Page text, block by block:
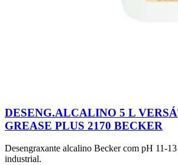
DESENG.ALCALINO 5 L
GREASE PLUS 2170 BECKER
Desengraxante alcalino Becker com pH 11-
industrial.